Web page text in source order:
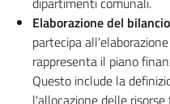
Elaborazione del
partecipa
rappresenta il piano
Questo include la
l'allocazione delle